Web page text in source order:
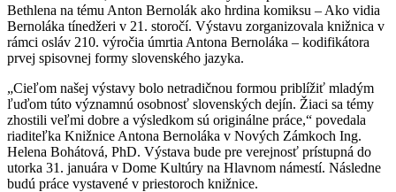
Bethlena na tému Anton Bernolák ako hrdina komiksu – Ako vidia
Bernoláka tínedžeri v 21. storočí. Výstavu zorganizovala knižnica v
rámci osláv 210. výročia úmrtia Antona Bernoláka – kodifikátora
prvej spisovnej formy slovenského jazyka.
„Cieľom našej výstavy bolo netradičnou formou priblížiť mladým
ľuďom túto významnú osobnosť slovenských dejín. Žiaci sa témy
zhostili veľmi dobre a výsledkom sú originálne práce,“ povedala
riaditeľka Knižnice Antona Bernoláka v Nových Zámkoch Ing.
Helena Bohátová, PhD. Výstava bude pre verejnosť prístupná do
utorka 31. januára v Dome Kultúry na Hlavnom námestí. Následne
budú práce vystavené v priestoroch knižnice.